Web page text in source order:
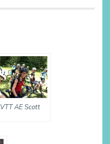
VTT AE Scott